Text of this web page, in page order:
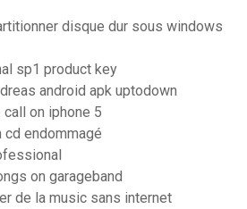
disque dur sous windows
sp1 product key
android apk uptodown
call on iphone 5
cd endommagé
on garageband
de la music sans internet